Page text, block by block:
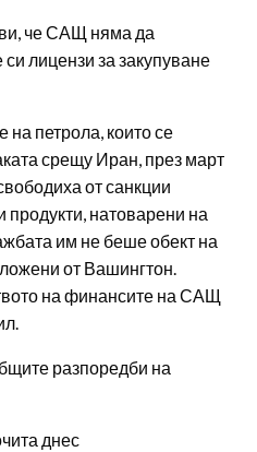
че САЩ няма да
лицензи за закупуване
на петрола, които се
срещу Иран, през март
от санкции
продукти, натоварени на
им не беше обект на
от Вашингтон.
на финансите на САЩ
разпоредби на
днес